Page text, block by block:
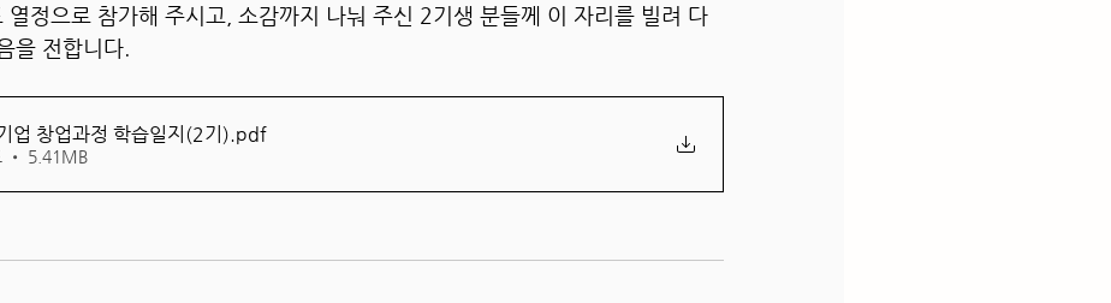
열정으로 참가해 주시고, 소감까지 나눠 주신 2기생 분들께 이 자리를 빌려 다
을 전합니다.
업 창업과정 학습일지(2기) .pdf
• 5.41MB